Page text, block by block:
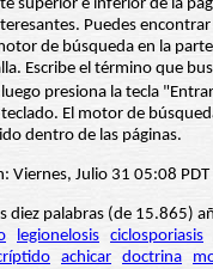
superior e inferior de la
Puedes
de búsqueda en la
Escribe el término que
luego presiona la tecla
El motor de
dentro de las páginas.
Viernes, Julio 31 05:08
diez palabras (de 15.865)
legionelosis ciclosporiasis
achicar doctrina